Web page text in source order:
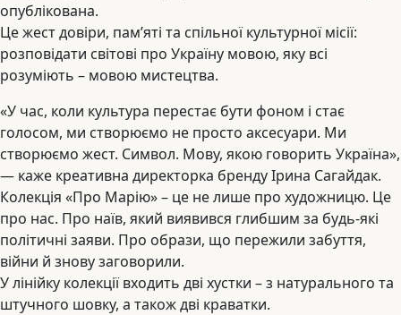
опублікована.
Це жест довіри, пам’яті та спільної культурної місії:
розповідати світові про Україну мовою, яку всі
розуміють – мовою мистецтва.
«У час, коли культура перестає бути фоном і стає
голосом, ми створюємо не просто аксесуари. Ми
створюємо жест. Символ. Мову, якою говорить Україна»,
— каже креативна директорка бренду Ірина Сагайдак.
Колекція «Про Марію» – це не лише про художницю. Це
про нас. Про наїв, який виявився глибшим за будь-які
політичні заяви. Про образи, що пережили забуття,
війни й знову заговорили.
У лінійку колекції входить дві хустки – з натурального та
штучного шовку, а також дві краватки.